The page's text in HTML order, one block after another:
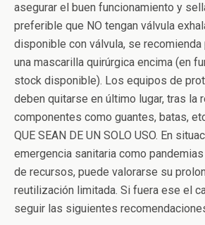
asegurar el buen funcionamiento y
preferible que NO tengan válvula
disponible con válvula, se recomienda
una mascarilla quirúrgica encima (en
stock disponible). Los equipos de
deben quitarse en último lugar, tras la
componentes como guantes, batas,
QUE SEAN DE UN SOLO USO. En
emergencia sanitaria como
de recursos, puede valorarse su
reutilización limitada. Si fuera ese el
seguir las siguientes